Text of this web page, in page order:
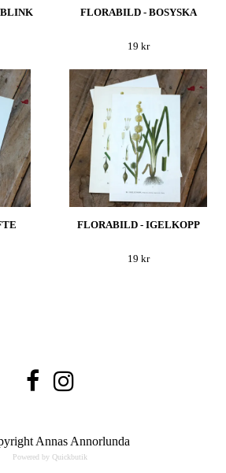
FLORABILD - BOSYSKA
19 kr
FLORABILD - IGELKOPP
19 kr
Annas Annorlunda
Powered by Quickbutik